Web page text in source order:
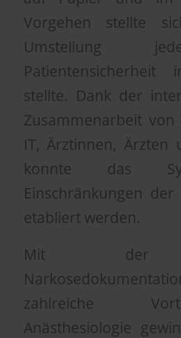
Vorgehen stellte
Umstellung
stellte. Dank der
Zusammenarbeit von
IT, Ärztinnen, Ärzten
konnte das
Einschränkungen der
etabliert werden.
Mit der
zahlreiche
Anästhesiologie